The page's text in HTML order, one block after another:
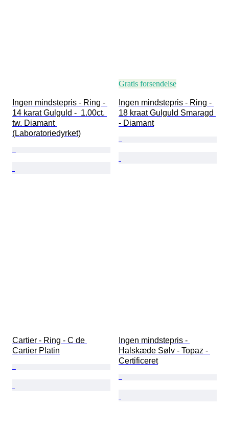
Ingen mindstepris - Ring -
14 karat Gulguld -  1.00ct.
tw. Diamant
(Laboratoriedyrket)
Gratis forsendelse
Ingen mindstepris - Ring -
18 kraat Gulguld Smaragd
- Diamant
Cartier - Ring - C de
Cartier Platin
Ingen mindstepris -
Halskæde Sølv - Topaz -
Certificeret